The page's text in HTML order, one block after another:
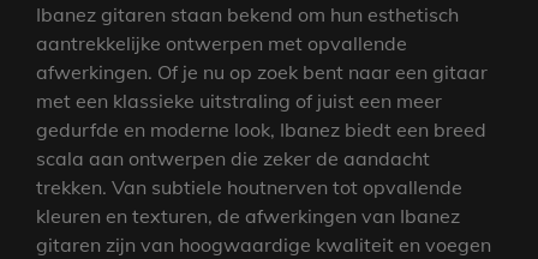
Ibanez gitaren staan bekend om hun esthetisch
aantrekkelijke ontwerpen met opvallende
afwerkingen. Of je nu op zoek bent naar een gitaar
met een klassieke uitstraling of juist een meer
gedurfde en moderne look, Ibanez biedt een breed
scala aan ontwerpen die zeker de aandacht
trekken. Van subtiele houtnerven tot opvallende
kleuren en texturen, de afwerkingen van Ibanez
gitaren zijn van hoogwaardige kwaliteit en voegen